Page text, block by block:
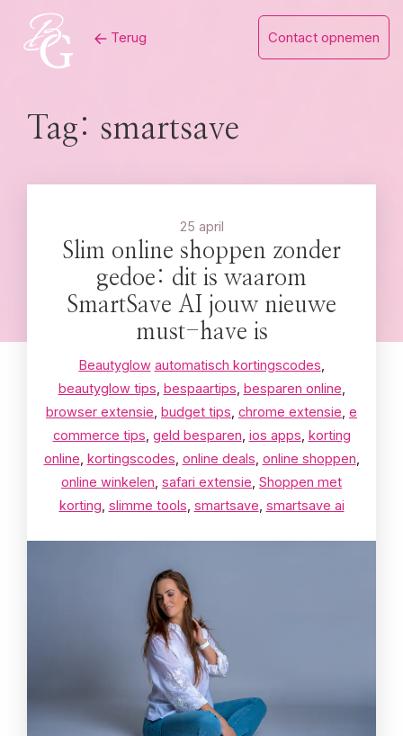
content
Terug Contact opnemen
Tag: smartsave
25 april
Slim online shoppen zonder
gedoe: dit is waarom
SmartSave AI jouw nieuwe
must-have is
Beautyglow automatisch kortingscodes
beautyglow tips bespaartips besparen online
browser extensie budget tips chrome extensie e
commerce tips geld besparen ios apps korting
online kortingscodes online deals online shoppen
online winkelen safari extensie Shoppen met
korting slimme tools smartsave smartsave ai